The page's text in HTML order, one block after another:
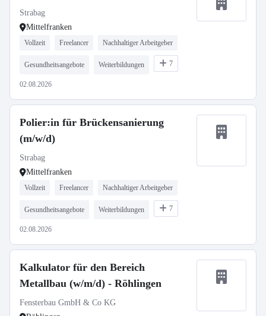
Strabag
Mittelfranken
Vollzeit Freelancer Nachhaltiger Arbeitgeber
Gesundheitsangebote Weiterbildungen 7
02.08.2026
Polier:in für Brückensanierung
(m/w/d)
Strabag
Mittelfranken
Vollzeit Freelancer Nachhaltiger Arbeitgeber
Gesundheitsangebote Weiterbildungen 7
02.08.2026
Kalkulator für den Bereich
Metallbau (w/m/d) - Röhlingen
Fensterbau GmbH & Co KG